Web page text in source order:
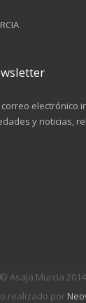
electrónico
y noticias,
Asaja Murcia
realizado por